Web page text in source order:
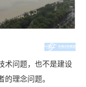
术问题，也不是建设
理念问题。